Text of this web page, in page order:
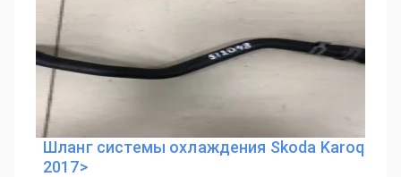
Шланг системы охлаждения Skoda Karoq
2017>